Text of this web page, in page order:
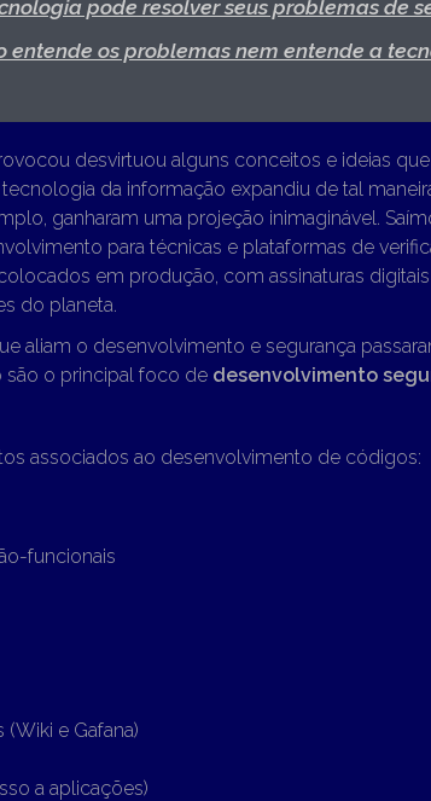
pode resolver seus problemas de
entende os problemas nem entende a
desvirtuou alguns conceitos e ideias
da informação expandiu de tal
ganharam uma projeção inimaginável.
para técnicas e plataformas de
em produção, com assinaturas
do planeta.
aliam o desenvolvimento e segurança
são o principal foco de desenvolvimento
associados ao desenvolvimento de códigos:
funcionais
e Gafana)
a aplicações)